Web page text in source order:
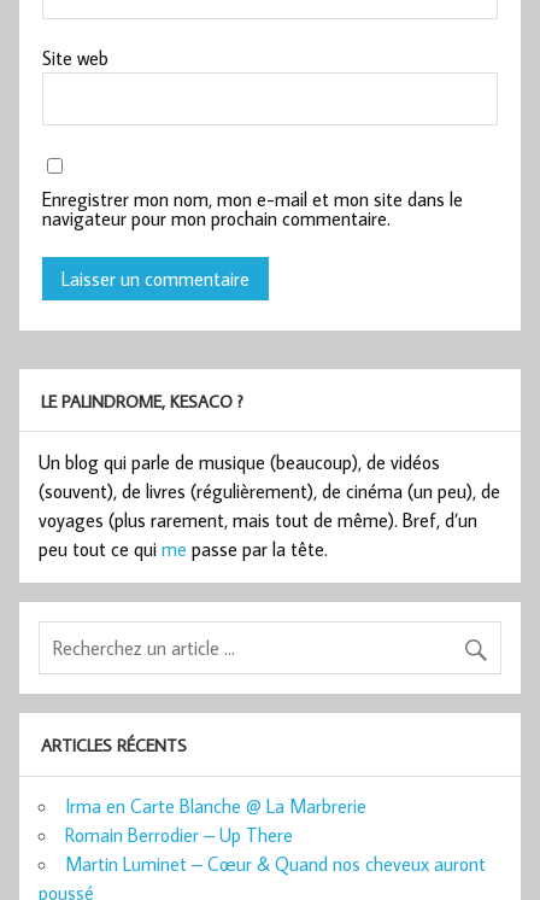
Site web
Enregistrer mon nom, mon e-mail et mon site dans le
navigateur pour mon prochain commentaire.
LE PALINDROME, KESACO ?
Un blog qui parle de musique (beaucoup), de vidéos
(souvent), de livres (régulièrement), de cinéma (un peu), de
voyages (plus rarement, mais tout de même). Bref, d’un
peu tout ce qui me passe par la tête.
ARTICLES RÉCENTS
Irma en Carte Blanche @ La Marbrerie
Romain Berrodier – Up There
Martin Luminet – Cœur & Quand nos cheveux auront
poussé